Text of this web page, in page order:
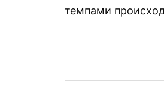
темпами